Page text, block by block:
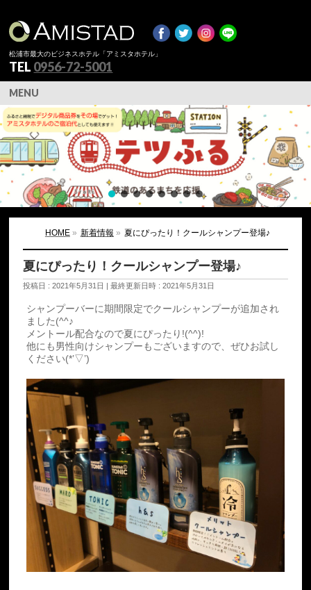
松浦市最大のビジネスホテル「アミスタホテル」
TEL 0956-72-5001
MENU
HOME» 新着情報 » 夏にぴったり！クールシャンプー登場♪
夏にぴったり！クールシャンプー登場♪
投稿日 : 2021年5月31日 最終更新日時 : 2021年5月31日
シャンプーバーに期間限定でクールシャンプーが追加され
ました(^^♪
メントール配合なので夏にぴったり!(^^)!
他にも男性向けシャンプーもございますので、ぜひお試し
ください(*’▽’)